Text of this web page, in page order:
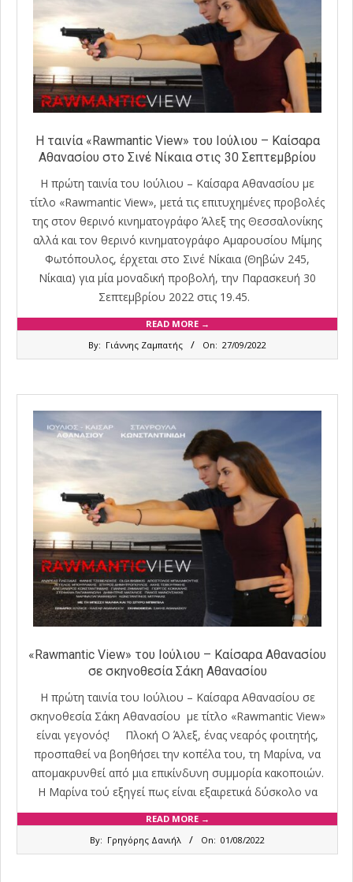
Η ταινία «Rawmantic View» του Ιούλιου – Καίσαρα
Αθανασίου στο Σινέ Νίκαια στις 30 Σεπτεμβρίου
Η πρώτη ταινία του Ιούλιου – Καίσαρα Αθανασίου με
τίτλο «Rawmantic View», μετά τις επιτυχημένες προβολές
της στον θερινό κινηματογράφο Άλεξ της Θεσσαλονίκης
αλλά και τον θερινό κινηματογράφο Αμαρουσίου Μίμης
Φωτόπουλος, έρχεται στο Σινέ Νίκαια (Θηβών 245,
Νίκαια) για μία μοναδική προβολή, την Παρασκευή 30
Σεπτεμβρίου 2022 στις 19.45.
READ MORE →
By: Γιάννης Ζαμπατής On: 27/09/2022
«Rawmantic View» του Ιούλιου – Καίσαρα Αθανασίου
σε σκηνοθεσία Σάκη Αθανασίου
Η πρώτη ταινία του Ιούλιου – Καίσαρα Αθανασίου σε
σκηνοθεσία Σάκη Αθανασίου με τίτλο «Rawmantic View»
είναι γεγονός! Πλοκή Ο Άλεξ, ένας νεαρός φοιτητής,
προσπαθεί να βοηθήσει την κοπέλα του, τη Μαρίνα, να
απομακρυνθεί από μια επικίνδυνη συμμορία κακοποιών.
Η Μαρίνα τού εξηγεί πως είναι εξαιρετικά δύσκολο να
READ MORE →
By: Γρηγόρης Δανιήλ On: 01/08/2022